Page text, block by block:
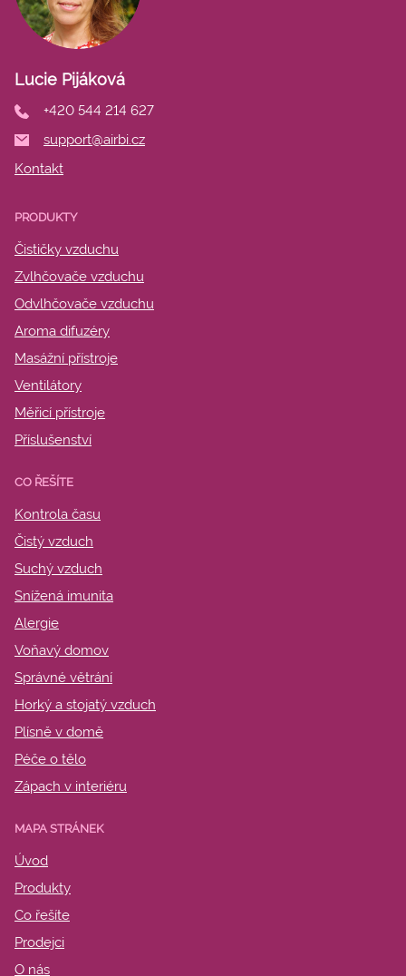
Lucie Pijáková
+420 544 214 627
support@airbi.cz
Kontakt
PRODUKTY
Čističky vzduchu
Zvlhčovače vzduchu
Odvlhčovače vzduchu
Aroma difuzéry
Masážní přístroje
Ventilátory
Měřicí přístroje
Příslušenství
CO ŘEŠÍTE
Kontrola času
Čistý vzduch
Suchý vzduch
Snížená imunita
Alergie
Voňavý domov
Správné větrání
Horký a stojatý vzduch
Plísně v domě
Péče o tělo
Zápach v interiéru
MAPA STRÁNEK
Úvod
Produkty
Co řešíte
Prodejci
O nás